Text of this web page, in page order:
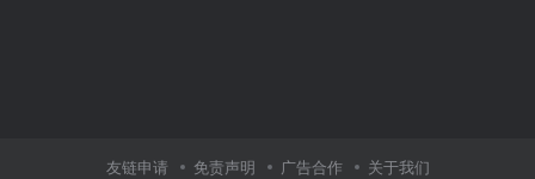
友链申请 免责声明 广告合作 关于我们